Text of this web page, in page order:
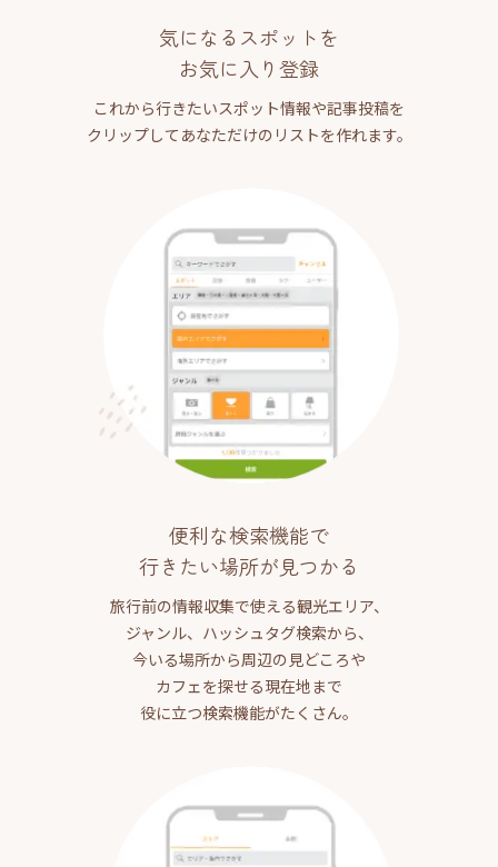
気になるスポットを
お気に入り登録
これから行きたいスポット情報や記事投稿を
クリップしてあなただけのリストを作れます。
便利な検索機能で
行きたい場所が見つかる
旅行前の情報収集で使える観光エリア、
ジャンル、ハッシュタグ検索から、
今いる場所から周辺の見どころや
カフェを探せる現在地まで
役に立つ検索機能がたくさん。